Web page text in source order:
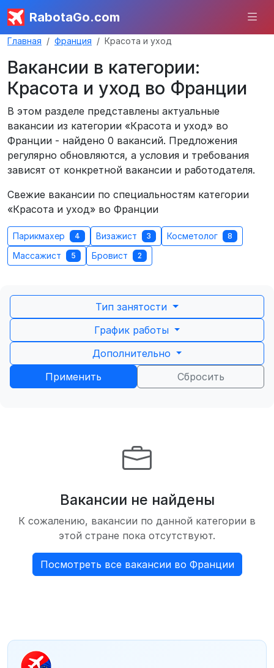
RabotaGo.com
Главная Франция Красота и уход
Вакансии в категории:
Красота и уход во Франции
В этом разделе представлены актуальные
вакансии из категории «Красота и уход» во
Франции - найдено 0 вакансий. Предложения
регулярно обновляются, а условия и требования
зависят от конкретной вакансии и работодателя.
Свежие вакансии по специальностям категории
«Красота и уход» во Франции
Парикмахер 4 Визажист 3 Косметолог 8
Массажист 5 Бровист 2
Тип занятости
График работы
Дополнительно
Применить
Сбросить
Вакансии не найдены
К сожалению, вакансии по данной категории в
этой стране пока отсутствуют.
Посмотреть все вакансии во Франции